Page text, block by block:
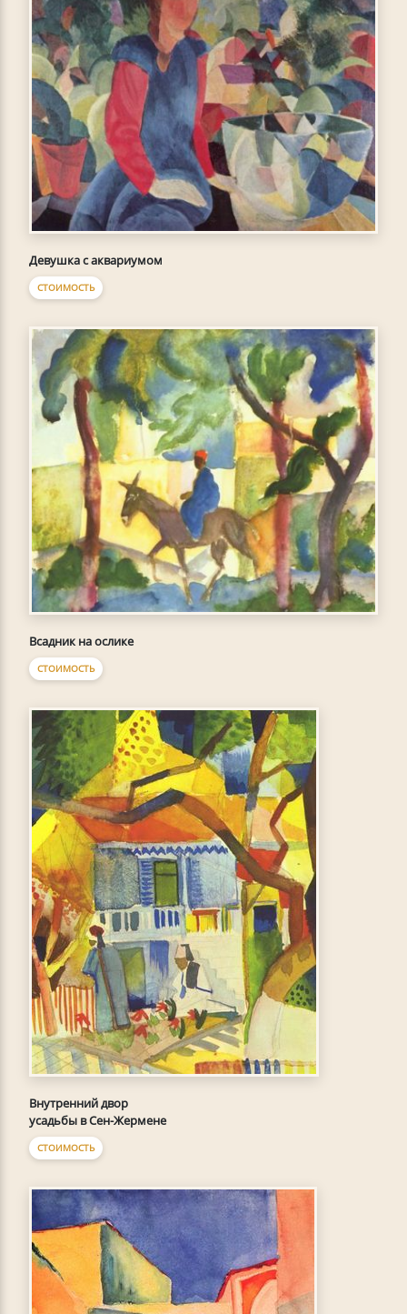
Девушка с аквариумом
СТОИМОСТЬ
Всадник на ослике
СТОИМОСТЬ
Внутренний двор
усадьбы в Сен-Жермене
СТОИМОСТЬ